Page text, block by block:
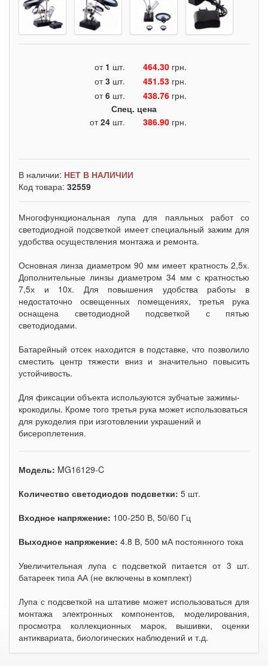
от 1 шт. 464.30 грн.
от3 шт. 451.53 грн.
от6 шт. 438.76 грн.
Спец. цена
от24 шт. 386.90 грн.
В наличии: НЕТ В НАЛИЧИИ
Код товара: 32559
Многофункциональная лупа для паяльных работ со
светодиодной подсветкой имеет специальный зажим для
удобства осуществления монтажа и ремонта.
Основная линза диаметром 90 мм имеет кратность 2,5х.
Дополнительные линзы диаметром 34 мм с кратностью
7,5х и 10x. Для повышения удобства работы в
недостаточно освещенных помещениях, третья рука
оснащена светодиодной подсветкой с пятью
светодиодами.
Батарейный отсек находится в подставке, что позволило
сместить центр тяжести вниз и значительно повысить
устойчивость.
Для фиксации объекта используются зубчатые зажимы-
крокодилы. Кроме того третья рука может использоваться
для рукоделия при изготовлении украшений и
бисероплетения.
Модель: MG16129-C
Количество светодиодов подсветки: 5 шт.
Входное напряжение: 100-250 В, 50/60 Гц
Выходное напряжение: 4.8 В, 500 мА постоянного тока
Увеличительная лупа с подсветкой питается от 3 шт.
батареек типа АА (не включены в комплект)
Лупа с подсветкой на штативе может использоваться для
монтажа электронных компонентов, моделирования,
просмотра коллекционных марок, вышивки, оценки
антиквариата, биологических наблюдений и т.д.